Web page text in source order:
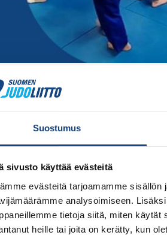
Suostumus
sivusto käyttää evästeitä
evästeitä tarjoamamme
analysoimiseen.
tietoja siitä, miten
heille tai joita on kerätty, kun
Judoseura onnistui palvelemaan
Uudistuneet ikäluokkajaot
maiden valmentajien toiveesta
jolloin tulokset […]